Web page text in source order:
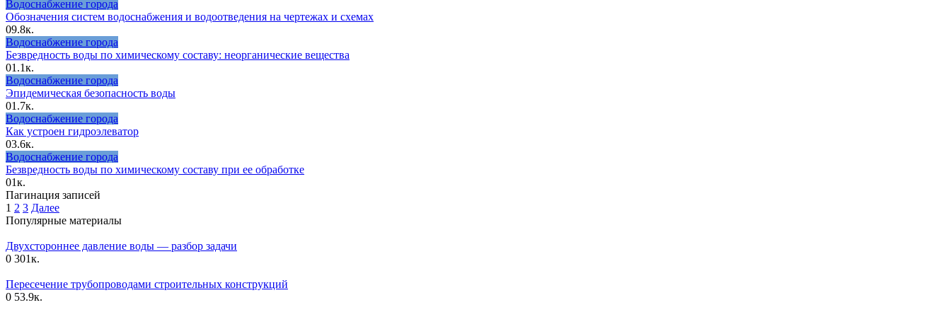
Водоснабжение города
Обозначения систем водоснабжения и водоотведения на чертежах и схемах
09.8к.
Водоснабжение города
Безвредность воды по химическому составу: неорганические вещества
01.1к.
Водоснабжение города
Эпидемическая безопасность воды
01.7к.
Водоснабжение города
Как устроен гидроэлеватор
03.6к.
Водоснабжение города
Безвредность воды по химическому составу при ее обработке
01к.
Пагинация записей
1 2 3 Далее
Популярные материалы
Двухстороннее давление воды — разбор задачи
0 301к.
Пересечение трубопроводами строительных конструкций
0 53.9к.